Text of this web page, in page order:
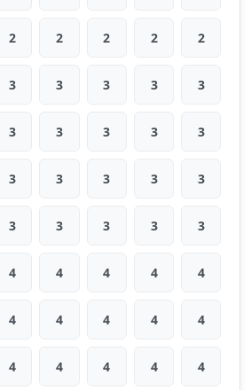
2 2 2 2 2
3 3 3 3 3
3 3 3 3 3
3 3 3 3 3
3 3 3 3 3
4 4 4 4 4
4 4 4 4 4
4 4 4 4 4